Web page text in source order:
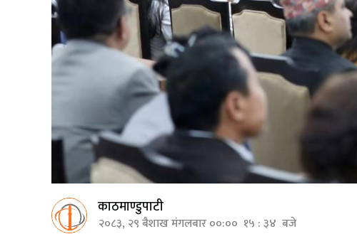
काठमाण्डुपाटी
२०८३, २९ बैशाख मंगलबार ००:०० १५ : ३४ बजे